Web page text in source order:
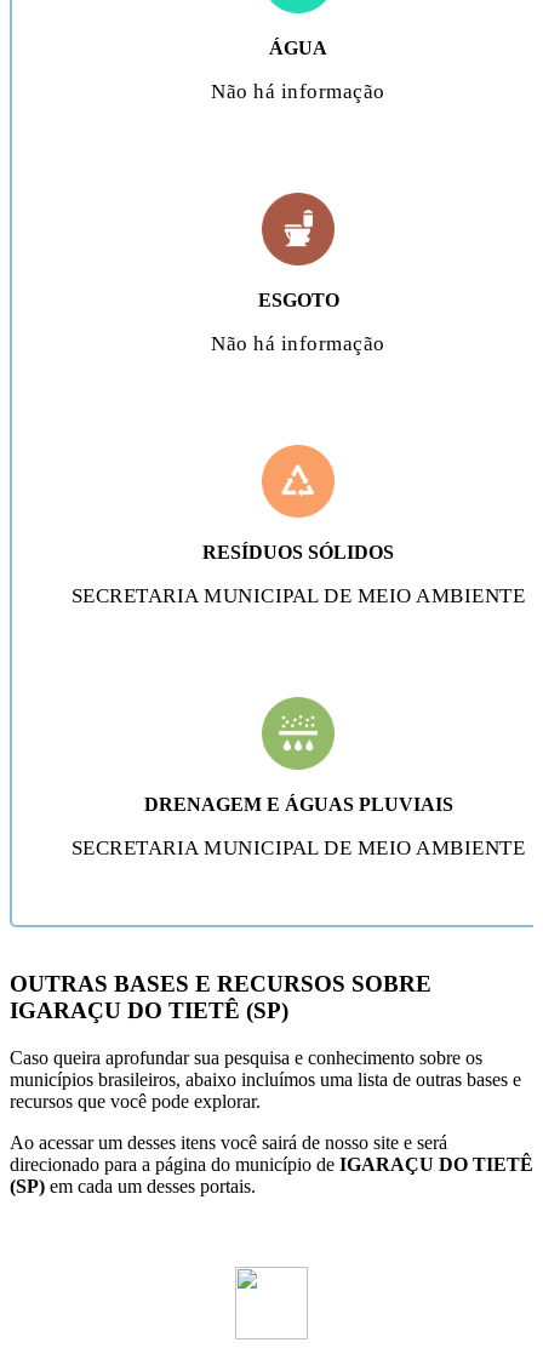
ÁGUA
Não há informação
ESGOTO
Não há informação
RESÍDUOS SÓLIDOS
SECRETARIA MUNICIPAL DE MEIO AMBIENTE
DRENAGEM E ÁGUAS PLUVIAIS
SECRETARIA MUNICIPAL DE MEIO AMBIENTE
OUTRAS BASES E RECURSOS SOBRE
IGARAÇU DO TIETÊ (SP)
Caso queira aprofundar sua pesquisa e conhecimento sobre os
municípios brasileiros, abaixo incluímos uma lista de outras bases e
recursos que você pode explorar.
Ao acessar um desses itens você sairá de nosso site e será
direcionado para a página do município de IGARAÇU DO TIETÊ
(SP) em cada um desses portais.